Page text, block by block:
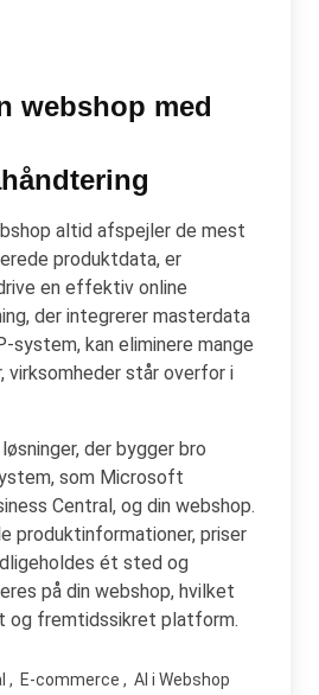
webshop med
altid afspejler de mest
produktdata, er
en effektiv online
der integrerer masterdata
system, kan eliminere mange
virksomheder står overfor i
der bygger bro
som Microsoft
Central, og din webshop.
produktinformationer, priser
ét sted og
på din webshop, hvilket
og fremtidssikret platform.
E-commerce AI i Webshop